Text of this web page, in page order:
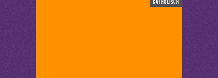
katholisch